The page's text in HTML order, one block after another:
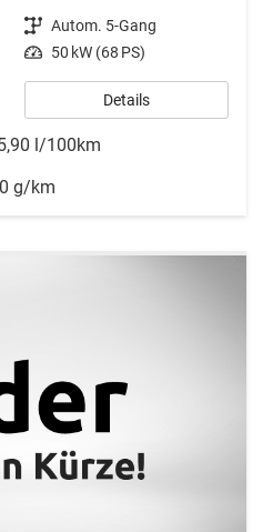
Getriebe Autom. 5-Gang
Leistung 50 kW (68 PS)
Details
l/100km
g/km